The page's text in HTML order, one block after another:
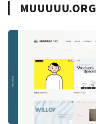
MUUUUU.ORG